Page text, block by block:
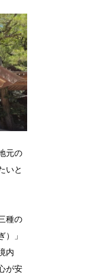
元の
いと
種の
」
内
が安